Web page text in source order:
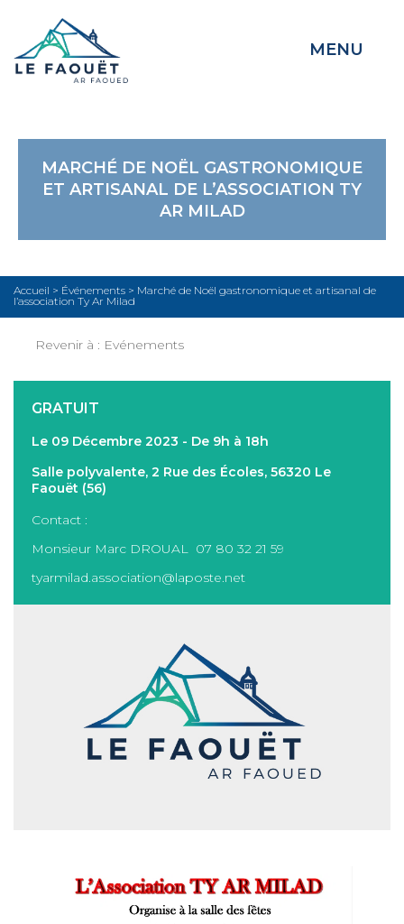
MENU
MARCHÉ DE NOËL GASTRONOMIQUE
ET ARTISANAL DE L’ASSOCIATION TY
AR MILAD
Accueil > Événements > Marché de Noël gastronomique et artisanal de
l’association Ty Ar Milad
Revenir à : Evénements
GRATUIT
Le 09 Décembre 2023 - De 9h à 18h
Salle polyvalente, 2 Rue des Écoles, 56320 Le
Faouët (56)
Contact :
Monsieur Marc DROUAL 07 80 32 21 59
tyarmilad.association@laposte.net